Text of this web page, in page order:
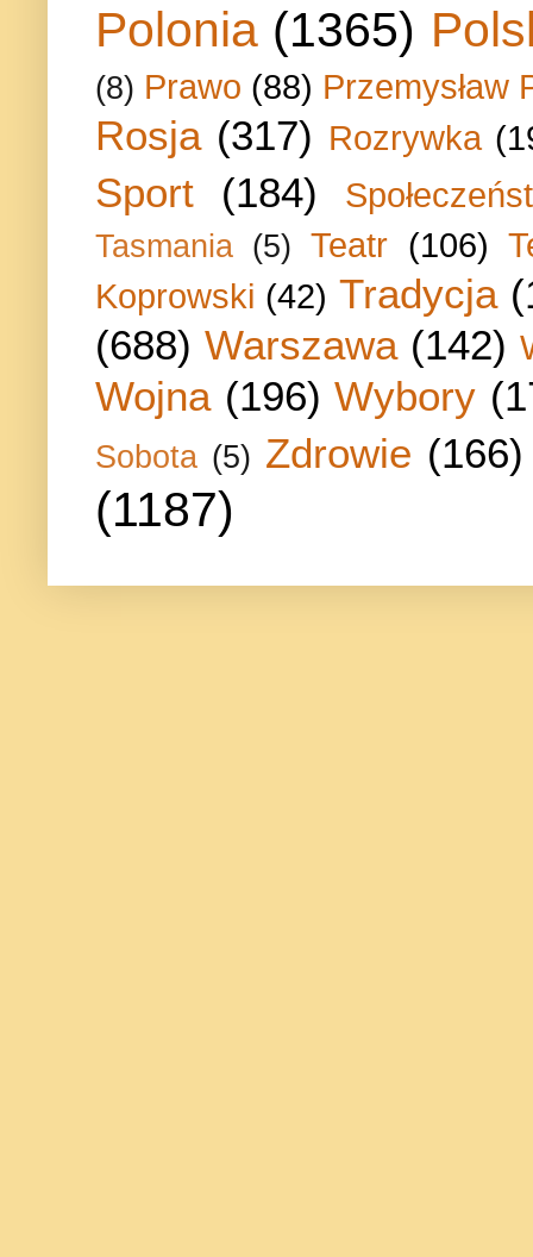
Polonia (1365)
(8) Prawo (88) Przemysław
Rosja (317) Rozrywka
Sport (184)
Tasmania (5) Teatr (106)
Koprowski (42) Tradycja
(688) Warszawa (142)
Wojna (196) Wybory
Sobota (5) Zdrowie (166)
(1187)